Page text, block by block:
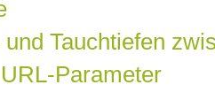
Tauchtiefen
Parameter